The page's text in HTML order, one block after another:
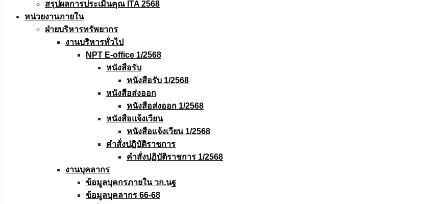
สรุปผลการประเมินคุณ ITA 2568
หน่วยงานภายใน
ฝ่ายบริหารทรัพยากร
งานบริหารทั่วไป
NPT E-office 1/2568
หนังสือรับ
หนังสือรับ 1/2568
หนังสือส่งออก
หนังสือส่งออก 1/2568
หนังสือแจ้งเวียน
หนังสือเเจ้งเวียน 1/2568
คำสั่งปฏิบัติราชการ
คำสั่งปฏิบัติราชการ 1/2568
งานบุคลากร
ข้อมูลบุคกรภายใน วก.นฐ
ข้อมูลบุคลากร 66-68